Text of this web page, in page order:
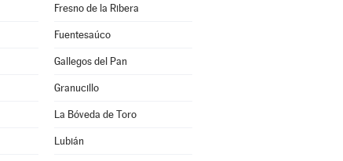
Fresno de la Ribera
Fuentesaúco
Gallegos del Pan
Granucillo
La Bóveda de Toro
Lubián